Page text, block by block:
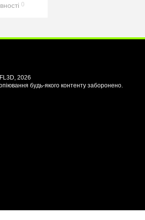
0
2026
будь-якого контенту заборонено.